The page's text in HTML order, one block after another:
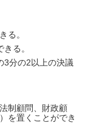
る。
る。
3分の2以上の決議
制顧問、財政顧
を置くことができ